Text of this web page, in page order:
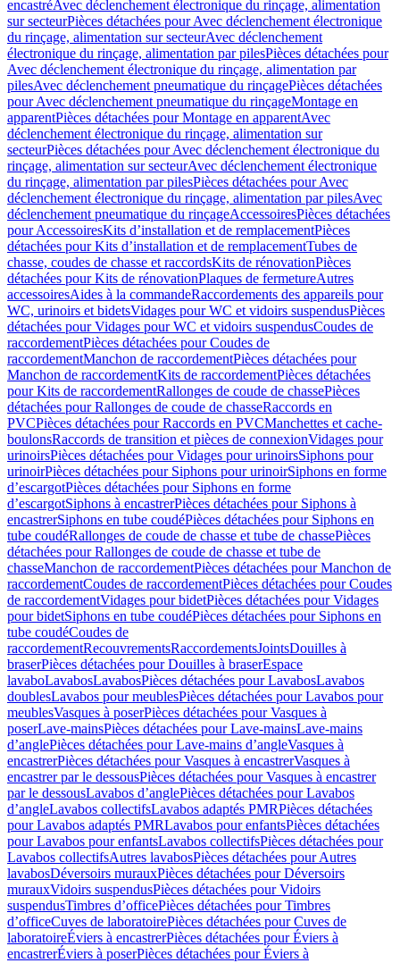
encastréAvec déclenchement électronique du rinçage, alimentation
sur secteurPièces détachées pour Avec déclenchement électronique
du rinçage, alimentation sur secteurAvec déclenchement
électronique du rinçage, alimentation par pilesPièces détachées pour
Avec déclenchement électronique du rinçage, alimentation par
pilesAvec déclenchement pneumatique du rinçagePièces détachées
pour Avec déclenchement pneumatique du rinçageMontage en
apparentPièces détachées pour Montage en apparentAvec
déclenchement électronique du rinçage, alimentation sur
secteurPièces détachées pour Avec déclenchement électronique du
rinçage, alimentation sur secteurAvec déclenchement électronique
du rinçage, alimentation par pilesPièces détachées pour Avec
déclenchement électronique du rinçage, alimentation par pilesAvec
déclenchement pneumatique du rinçageAccessoiresPièces détachées
pour AccessoiresKits d’installation et de remplacementPièces
détachées pour Kits d’installation et de remplacementTubes de
chasse, coudes de chasse et raccordsKits de rénovationPièces
détachées pour Kits de rénovationPlaques de fermetureAutres
accessoiresAides à la commandeRaccordements des appareils pour
WC, urinoirs et bidetsVidages pour WC et vidoirs suspendusPièces
détachées pour Vidages pour WC et vidoirs suspendusCoudes de
raccordementPièces détachées pour Coudes de
raccordementManchon de raccordementPièces détachées pour
Manchon de raccordementKits de raccordementPièces détachées
pour Kits de raccordementRallonges de coude de chassePièces
détachées pour Rallonges de coude de chasseRaccords en
PVCPièces détachées pour Raccords en PVCManchettes et cache-
boulonsRaccords de transition et pièces de connexionVidages pour
urinoirsPièces détachées pour Vidages pour urinoirsSiphons pour
urinoirPièces détachées pour Siphons pour urinoirSiphons en forme
d’escargotPièces détachées pour Siphons en forme
d’escargotSiphons à encastrerPièces détachées pour Siphons à
encastrerSiphons en tube coudéPièces détachées pour Siphons en
tube coudéRallonges de coude de chasse et tube de chassePièces
détachées pour Rallonges de coude de chasse et tube de
chasseManchon de raccordementPièces détachées pour Manchon de
raccordementCoudes de raccordementPièces détachées pour Coudes
de raccordementVidages pour bidetPièces détachées pour Vidages
pour bidetSiphons en tube coudéPièces détachées pour Siphons en
tube coudéCoudes de
raccordementRecouvrementsRaccordementsJointsDouilles à
braserPièces détachées pour Douilles à braserEspace
lavaboLavabosLavabosPièces détachées pour LavabosLavabos
doublesLavabos pour meublesPièces détachées pour Lavabos pour
meublesVasques à poserPièces détachées pour Vasques à
poserLave-mainsPièces détachées pour Lave-mainsLave-mains
d’anglePièces détachées pour Lave-mains d’angleVasques à
encastrerPièces détachées pour Vasques à encastrerVasques à
encastrer par le dessousPièces détachées pour Vasques à encastrer
par le dessousLavabos d’anglePièces détachées pour Lavabos
d’angleLavabos collectifsLavabos adaptés PMRPièces détachées
pour Lavabos adaptés PMRLavabos pour enfantsPièces détachées
pour Lavabos pour enfantsLavabos collectifsPièces détachées pour
Lavabos collectifsAutres lavabosPièces détachées pour Autres
lavabosDéversoirs murauxPièces détachées pour Déversoirs
murauxVidoirs suspendusPièces détachées pour Vidoirs
suspendusTimbres dʼofficePièces détachées pour Timbres
dʼofficeCuves de laboratoirePièces détachées pour Cuves de
laboratoireÉviers à encastrerPièces détachées pour Éviers à
encastrerÉviers à poserPièces détachées pour Éviers à